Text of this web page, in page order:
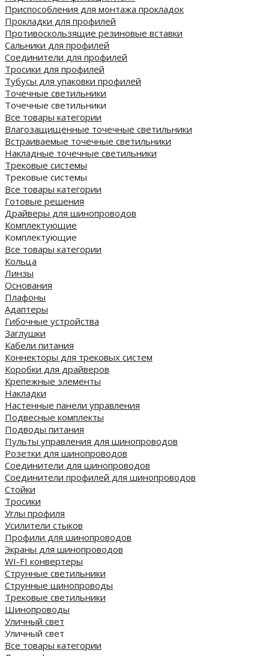
Приспособления для монтажа прокладок
Прокладки для профилей
Противоскользящие резиновые вставки
Сальники для профилей
Соединители для профилей
Тросики для профилей
Тубусы для упаковки профилей
Точечные светильники
Точечные светильники
Все товары категории
Влагозащищенные точечные светильники
Встраиваемые точечные светильники
Накладные точечные светильники
Трековые системы
Трековые системы
Все товары категории
Готовые решения
Драйверы для шинопроводов
Комплектующие
Комплектующие
Все товары категории
Кольца
Линзы
Основания
Плафоны
Адаптеры
Гибочные устройства
Заглушки
Кабели питания
Коннекторы для трековых систем
Коробки для драйверов
Крепежные элементы
Накладки
Настенные панели управления
Подвесные комплекты
Подводы питания
Пульты управления для шинопроводов
Розетки для шинопроводов
Соединители для шинопроводов
Соединители профилей для шинопроводов
Стойки
Тросики
Углы профиля
Усилители стыков
Профили для шинопроводов
Экраны для шинопроводов
WI-FI конвертеры
Струнные светильники
Струнные шинопроводы
Трековые светильники
Шинопроводы
Уличный свет
Уличный свет
Все товары категории